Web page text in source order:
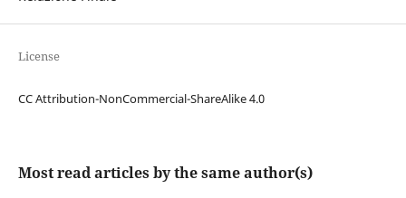
License
CC Attribution-NonCommercial-ShareAlike 4.0
Most read articles by the same author(s)